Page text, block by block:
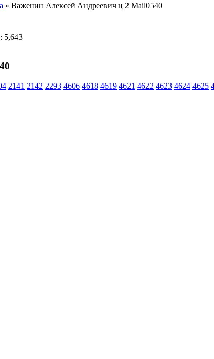
» Важенин Алексей Андреевич ц 2 Mail0540
5,643
2141 2142 2293 4606 4618 4619 4621 4622 4623 4624 4625